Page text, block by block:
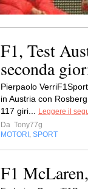
F1, Test
seconda
Pierpaolo
in Austria con
117 giri...
Leggere il
Da Tony77g
MOTORI
SPORT
F1